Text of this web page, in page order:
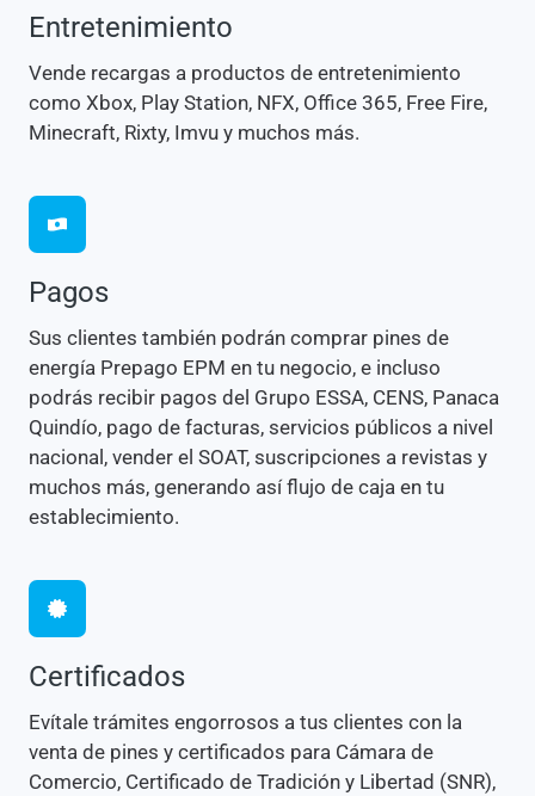
Entretenimiento
Vende recargas a productos de entretenimiento
como Xbox, Play Station, NFX, Office 365, Free Fire,
Minecraft, Rixty, Imvu y muchos más.
Pagos
Sus clientes también podrán comprar pines de
energía Prepago EPM en tu negocio, e incluso
podrás recibir pagos del Grupo ESSA, CENS, Panaca
Quindío, pago de facturas, servicios públicos a nivel
nacional, vender el SOAT, suscripciones a revistas y
muchos más, generando así flujo de caja en tu
establecimiento.
Certificados
Evítale trámites engorrosos a tus clientes con la
venta de pines y certificados para Cámara de
Comercio, Certificado de Tradición y Libertad (SNR),